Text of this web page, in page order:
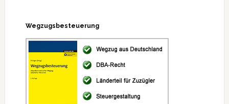
Wegzugsbesteuerung